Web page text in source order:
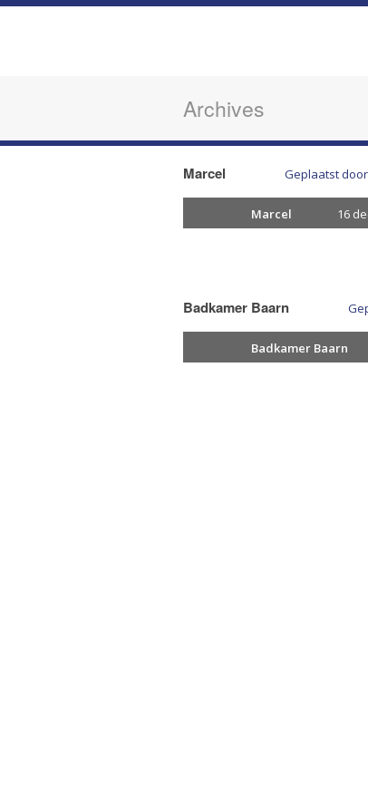
Archives
Marcel Geplaatst
Marcel 16
Badkamer Baarn
Badkamer Baarn